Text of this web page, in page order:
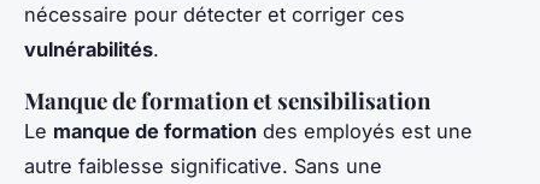
nécessaire pour détecter et corriger ces
vulnérabilités.
Manque de formation et sensibilisation
Le manque de formation des employés est une
autre faiblesse significative. Sans une